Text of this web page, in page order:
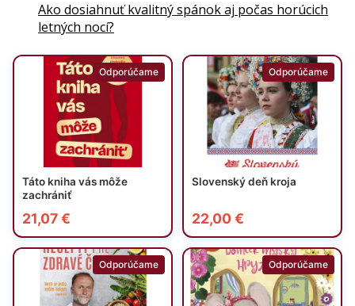
Ako dosiahnuť kvalitný spánok aj počas horúcich
letných nocí?